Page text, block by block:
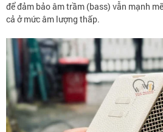
để đảm bảo âm trầm (bass) vẫn mạnh
cả ở mức âm lượng thấp.